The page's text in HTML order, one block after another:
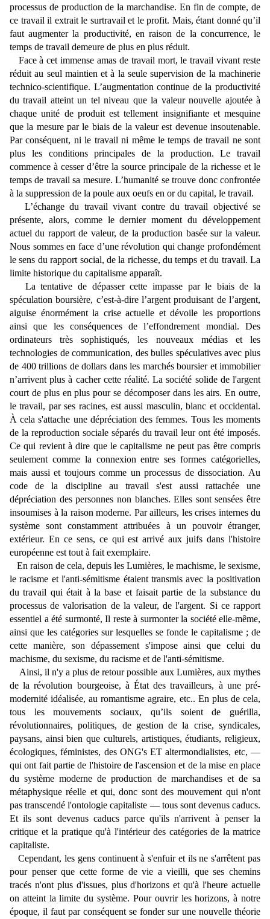
processus de production de la marchandise. En fin de compte, de
ce travail il extrait le surtravail et le profit. Mais, étant donné qu’il
faut augmenter la productivité, en raison de la concurrence, le
temps de travail demeure de plus en plus réduit.
Face à cet immense amas de travail mort, le travail vivant reste
réduit au seul maintien et à la seule supervision de la machinerie
technico-scientifique. L’augmentation continue de la productivité
du travail atteint un tel niveau que la valeur nouvelle ajoutée à
chaque unité de produit est tellement insignifiante et mesquine
que la mesure par le biais de la valeur est devenue insoutenable.
Par conséquent, ni le travail ni même le temps de travail ne sont
plus les conditions principales de la production. Le travail
commence à cesser d’être la source principale de la richesse et le
temps de travail sa mesure. L’humanité se trouve donc confrontée
à la suppression de la poule aux oeufs en or du capital, le travail.
L’échange du travail vivant contre du travail objectivé se
présente, alors, comme le dernier moment du développement
actuel du rapport de valeur, de la production basée sur la valeur.
Nous sommes en face d’une révolution qui change profondément
le sens du rapport social, de la richesse, du temps et du travail. La
limite historique du capitalisme apparaît.
La tentative de dépasser cette impasse par le biais de la
spéculation boursière, c’est-à-dire l’argent produisant de l’argent,
aiguise énormément la crise actuelle et dévoile les proportions
ainsi que les conséquences de l’effondrement mondial. Des
ordinateurs très sophistiqués, les nouveaux médias et les
technologies de communication, des bulles spéculatives avec plus
de 400 trillions de dollars dans les marchés boursier et immobilier
n’arrivent plus à cacher cette réalité. La société solide de l'argent
court de plus en plus pour se décomposer dans les airs. En outre,
le travail, par ses racines, est aussi masculin, blanc et occidental.
À cela s'attache une dépréciation des femmes. Tous les moments
de la reproduction sociale séparés du travail leur ont été imposés.
Ce qui revient à dire que le capitalisme ne peut pas être compris
seulement comme la connexion entre ses formes catégorielles,
mais aussi et toujours comme un processus de dissociation. Au
code de la discipline au travail s'est aussi rattachée une
dépréciation des personnes non blanches. Elles sont sensées être
insoumises à la raison moderne. Par ailleurs, les crises internes du
système sont constamment attribuées à un pouvoir étranger,
extérieur. En ce sens, ce qui est arrivé aux juifs dans l'histoire
européenne est tout à fait exemplaire.
En raison de cela, depuis les Lumières, le machisme, le sexisme,
le racisme et l'anti-sémitisme étaient transmis avec la positivation
du travail qui était à la base et faisait partie de la substance du
processus de valorisation de la valeur, de l'argent. Si ce rapport
essentiel a été surmonté, Il reste à surmonter la société elle-même,
ainsi que les catégories sur lesquelles se fonde le capitalisme ; de
cette manière, son dépassement s'impose ainsi que celui du
machisme, du sexisme, du racisme et de l'anti-sémitisme.
Ainsi, il n'y a plus de retour possible aux Lumières, aux mythes
de la révolution bourgeoise, à État des travailleurs, à une pré-
modernité idéalisée, au romantisme agraire, etc.. En plus de cela,
tous les mouvements sociaux, qu’ils soient de guérilla,
révolutionnaires, politiques, de gestion de la crise, syndicales,
paysans, ainsi bien que culturels, artistiques, étudiants, religieux,
écologiques, féministes, des ONG's ET altermondialistes, etc, —
qui ont fait partie de l'histoire de l'ascension et de la mise en place
du système moderne de production de marchandises et de sa
métaphysique réelle et qui, donc sont des mouvement qui n'ont
pas transcendé l'ontologie capitaliste — tous sont devenus caducs.
Et ils sont devenus caducs parce qu'ils n'arrivent à penser la
critique et la pratique qu'à l'intérieur des catégories de la matrice
capitaliste.
Cependant, les gens continuent à s'enfuir et ils ne s'arrêtent pas
pour penser que cette forme de vie a vieilli, que ses chemins
tracés n'ont plus d'issues, plus d'horizons et qu'à l'heure actuelle
on atteint la limite du système. Pour ouvrir les horizons, à notre
époque, il faut par conséquent se fonder sur une nouvelle théorie